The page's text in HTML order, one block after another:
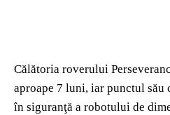
Călătoria roverului
aproape 7 luni, iar punctul
în siguranţă a robotului de